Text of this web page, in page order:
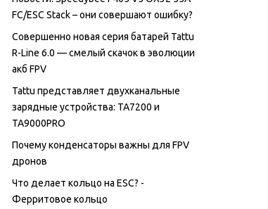
FC/ESC Stack – они совершают ошибку?
Совершенно новая серия батарей Tattu
R-Line 6.0 — смелый скачок в эволюции
акб FPV
Tattu представляет двухканальные
зарядные устройства: TA7200 и
TA9000PRO
Почему конденсаторы важны для FPV
дронов
Что делает кольцо на ESC? -
Ферритовое кольцо